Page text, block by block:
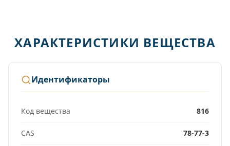
ХАРАКТЕРИСТИКИ ВЕЩЕСТВА
Идентификаторы
Код вещества 816
CAS 78-77-3